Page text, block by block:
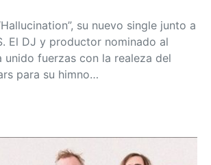
su nuevo single junto a
El DJ y productor nominado al
unido fuerzas con la realeza del
para su himno…